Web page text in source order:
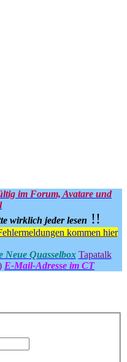
im Forum, Avatare und
wirklich jeder lesen !!
kommen hier
Neue Quasselbox Tapatalk
E-Mail-Adresse im CT